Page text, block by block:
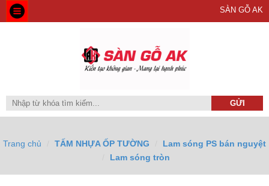
SÀN GỖ AK
Trang chủ TẤM NHỰA ỐP TƯỜNG
Lam sóng PS bán nguyệt
Lam sóng tròn